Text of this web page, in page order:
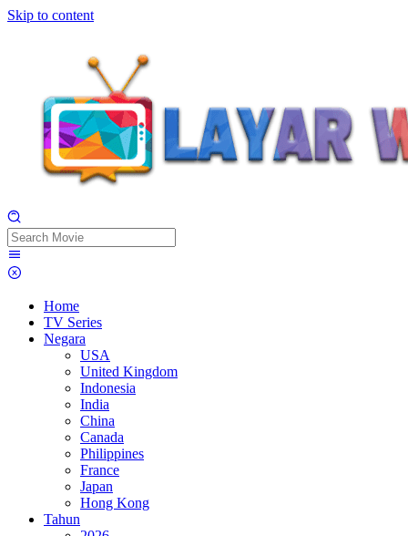
Skip to content
Home
TV Series
Negara
USA
United Kingdom
Indonesia
India
China
Canada
Philippines
France
Japan
Hong Kong
Tahun